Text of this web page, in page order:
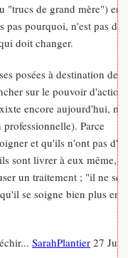
"trucs de grand mère") en
pas pourquoi, n'est pas
doit changer.
posées à destination des
sur le pouvoir
encore aujourd'hui,
Parce
et qu'ils n'ont pas
sont livrer à eux même,
un traitement ; "il ne se
se soigne bien plus en
SarahPlantier 27